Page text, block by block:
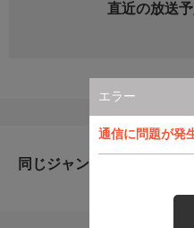
エラー
通信に問題が発
直近の放送
同じジャンルのおすすめ番